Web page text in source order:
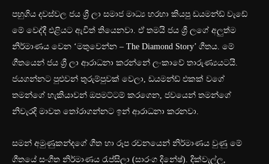
පහුගිය දවස්වල ජය ශ්‍රී ලා සමාජ මාධ්‍ය හරහා කියපු ඩයමන්ඩ් වැඩේ
මේ වෙද්දී එළියට ඇවිත් තියෙනවා. ඒ තමයි ජය ශ්‍රී ලගේ අලුත්ම
නිර්මාණය වෙන ‘මතුවෙන්න – The Diamond Story’ ගීතය‍. මේ
ගීතයෙන් ජය ශ්‍රී ලා ආරාධනා කරන්නේ ලංක‍ාවේ තාරුණ්‍යයටයි.
ජයගන්නට පුළුවන් තුරුම්පුවක් වෙලා, ඩයමන්ඩ් එකක් වගේ
තමන්ගේ හැකියාවන් ඔපමට්ටම් කරගෙන, ජවයෙන් තමන්ගේ
නිවැරදි මාවත තෝරාගන්නට ඉන් ආරාධනා කරනවා.
සමන් අමුණුකන්දගේ ගීත හා රූප රචනයෙන් නිර්මාණය වුණු මේ
ගීතයේ සංගීත නිර්මාණය රැප්සිලා (සාරංග දිනේෂ්). දික්වැල්ල,